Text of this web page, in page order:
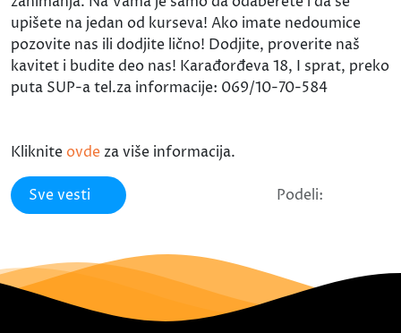
upišete na jedan od kurseva! Ako imate nedoumice
pozovite nas ili dodjite lično! Dodjite, proverite naš
kavitet i budite deo nas! Karađorđeva 18, I sprat, preko
puta SUP-a tel.za informacije: 069/10-70-584
Kliknite ovde za više informacija.
Sve vesti Podeli: